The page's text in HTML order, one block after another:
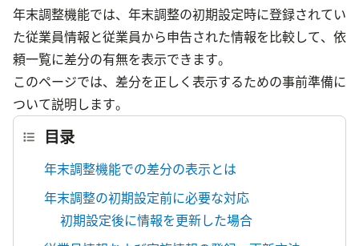
年末調整機能では、年末調整の初期設定時に登録されてい
た従業員情報と従業員から申告された情報を比較して、依
頼一覧に差分の有無を表示できます。
このページでは、差分を正しく表示するための事前準備に
ついて説明します。
目录
年末調整機能での差分の表示とは
年末調整の初期設定前に必要な対応
初期設定後に情報を更新した場合